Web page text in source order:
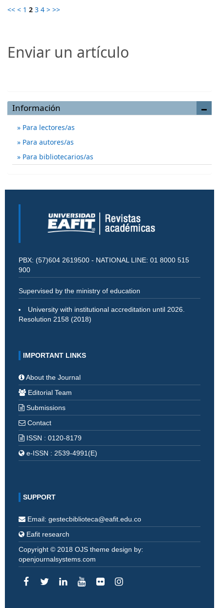
<< < 1 2 3 4 > >>
Enviar un artículo
Información
Para lectores/as
Para autores/as
Para bibliotecarios/as
PBX: (57)604 2619500 - NATIONAL LINE: 01 8000 515
900
Supervised by the ministry of education
University with institutional accreditation until 2026.
Resolution 2158 (2018)
IMPORTANT LINKS
About the Journal
Editorial Team
Submissions
Contact
ISSN : 0120-8179
e-ISSN : 2539-4991(E)
SUPPORT
Email: gestecbiblioteca@eafit.edu.co
Eafit research
Copyright © 2018 OJS theme design by:
openjournalsystems.com